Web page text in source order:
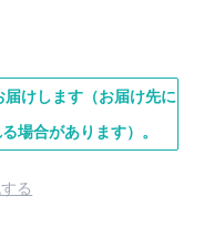
けします（お届け先に
場合があります）。
る